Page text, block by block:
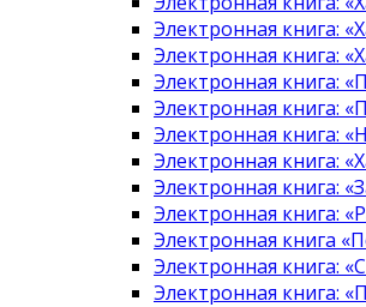
Электронная книга:
Электронная книга:
Электронная книга:
Электронная книга:
Электронная книга:
Электронная книга:
Электронная книга:
Электронная книга:
Электронная книга
Электронная книга:
Электронная книга: